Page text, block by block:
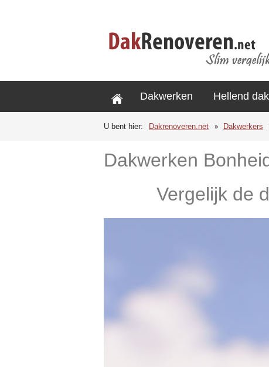
Dakwerken Hellend dak
U bent hier: Dakrenoveren.net Dakwerkers
Dakwerken
Vergelijk de